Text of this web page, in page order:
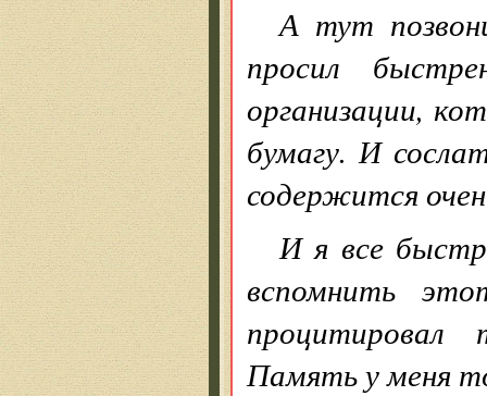
А тут
просил
организации,
бумагу. И
содержится
И я все
вспомнить
Память у меня